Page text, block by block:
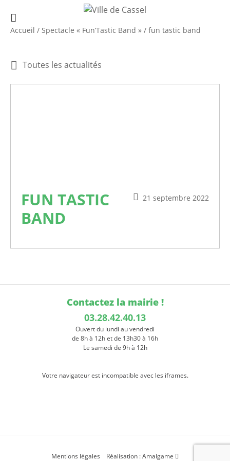
Accueil / Spectacle « Fun’Tastic Band » / fun tastic band
Toutes les actualités
21 septembre 2022
FUN TASTIC
BAND
Contactez la mairie !
03.28.42.40.13
Ouvert du lundi au vendredi
de 8h à 12h et de 13h30 à 16h
Le samedi de 9h à 12h
Votre navigateur est incompatible avec les iframes.
Mentions légales Réalisation : Amalgame